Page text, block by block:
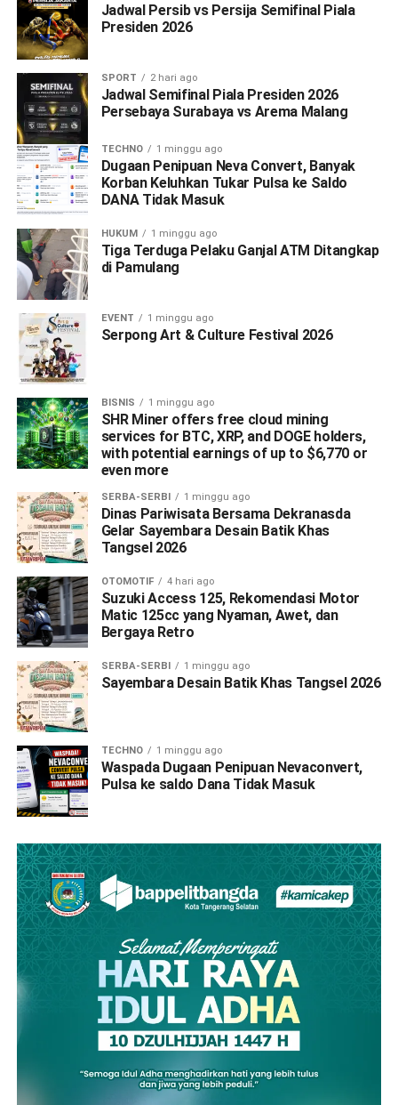
Jadwal Persib vs Persija Semifinal Piala
Presiden 2026
SPORT 2 hari ago
Jadwal Semifinal Piala Presiden 2026
Persebaya Surabaya vs Arema Malang
TECHNO 1 minggu ago
Dugaan Penipuan Neva Convert, Banyak
Korban Keluhkan Tukar Pulsa ke Saldo
DANA Tidak Masuk
HUKUM 1 minggu ago
Tiga Terduga Pelaku Ganjal ATM Ditangkap
di Pamulang
EVENT 1 minggu ago
Serpong Art & Culture Festival 2026
BISNIS 1 minggu ago
SHR Miner offers free cloud mining
services for BTC, XRP, and DOGE holders,
with potential earnings of up to $6,770 or
even more
SERBA-SERBI 1 minggu ago
Dinas Pariwisata Bersama Dekranasda
Gelar Sayembara Desain Batik Khas
Tangsel 2026
OTOMOTIF 4 hari ago
Suzuki Access 125, Rekomendasi Motor
Matic 125cc yang Nyaman, Awet, dan
Bergaya Retro
SERBA-SERBI 1 minggu ago
Sayembara Desain Batik Khas Tangsel 2026
TECHNO 1 minggu ago
Waspada Dugaan Penipuan Nevaconvert,
Pulsa ke saldo Dana Tidak Masuk